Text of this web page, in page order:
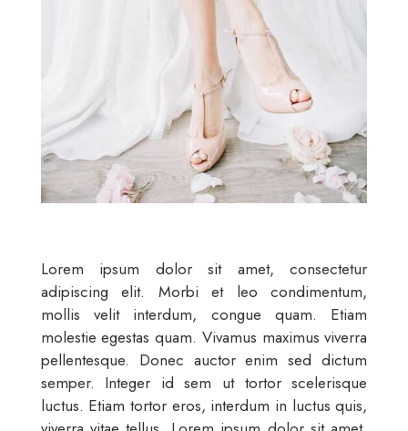
Lorem ipsum dolor sit amet, consectetur
adipiscing elit. Morbi et leo condimentum,
mollis velit interdum, congue quam. Etiam
molestie egestas quam. Vivamus maximus viverra
pellentesque. Donec auctor enim sed dictum
semper. Integer id sem ut tortor scelerisque
luctus. Etiam tortor eros, interdum in luctus quis,